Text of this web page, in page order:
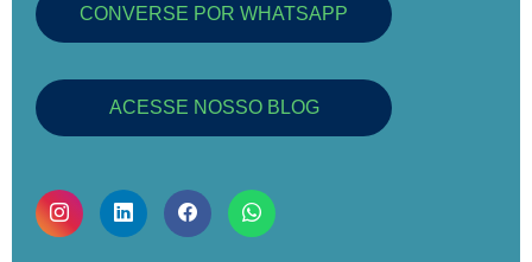
CONVERSE POR WHATSAPP
ACESSE NOSSO BLOG